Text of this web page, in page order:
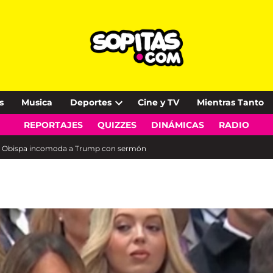
Musica Deportes
Open
dropdown
Cine y TV Mientras Tanto
REPORTAJES QUIZZES DINÁMICAS RADIO
Obispa incomoda a Trump con sermón